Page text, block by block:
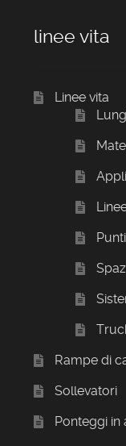
linee vita
Linee vita
Rampe di
Sollevatori
Ponteggi in